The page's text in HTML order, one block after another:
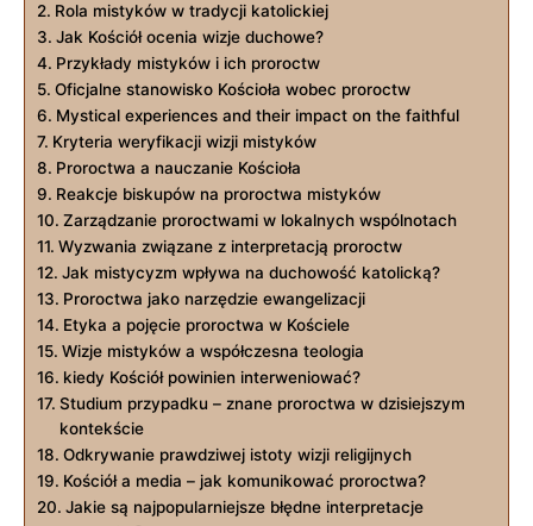
Rola mistyków w tradycji katolickiej
Jak Kościół ⁣ocenia⁤ wizje ‌duchowe?
Przykłady⁢ mistyków i ich proroctw
Oficjalne stanowisko Kościoła wobec proroctw
Mystical experiences⁢ and their impact on the faithful
Kryteria weryfikacji wizji‌ mistyków
Proroctwa a nauczanie Kościoła
Reakcje biskupów na proroctwa mistyków
Zarządzanie proroctwami w ​lokalnych wspólnotach
Wyzwania związane z ⁣interpretacją proroctw
Jak mistycyzm wpływa na duchowość katolicką?
Proroctwa jako narzędzie ewangelizacji
Etyka a pojęcie proroctwa w Kościele
Wizje mistyków a ​współczesna teologia
kiedy Kościół ⁤powinien interweniować?
Studium przypadku – znane proroctwa w dzisiejszym
kontekście
Odkrywanie prawdziwej istoty wizji religijnych
Kościół a media – jak komunikować proroctwa?
Jakie są najpopularniejsze błędne interpretacje